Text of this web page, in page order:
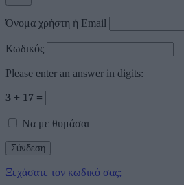
Όνομα χρήστη ή Email
Κωδικός
Please enter an answer in digits:
3 + 17 =
Να με θυμάσαι
Ξεχάσατε τον κωδικό σας;